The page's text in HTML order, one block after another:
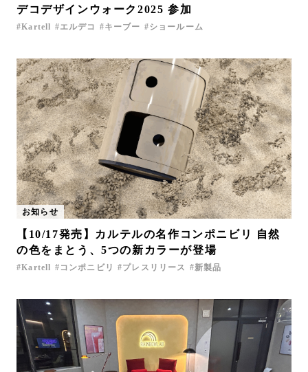
デコデザインウォーク2025 参加
Kartell エルデコ キーブー ショールーム
お知らせ
【10/17発売】カルテルの名作コンポニビリ 自然
の色をまとう、5つの新カラーが登場
Kartell コンポニビリ プレスリリース 新製品